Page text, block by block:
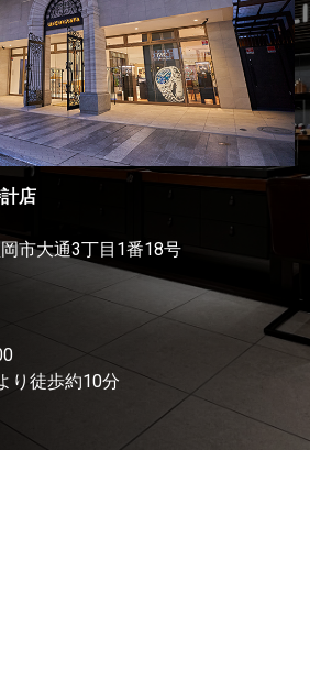
店
市大通3丁目1番18号
り徒歩約10分